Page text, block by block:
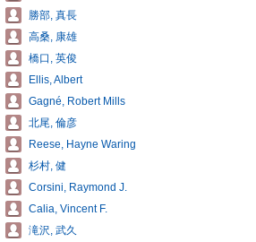
勝部, 真長
高桑, 康雄
橋口, 英俊
Ellis, Albert
Gagné, Robert Mills
北尾, 倫彦
Reese, Hayne Waring
杉村, 健
Corsini, Raymond J.
Calia, Vincent F.
滝沢, 武久